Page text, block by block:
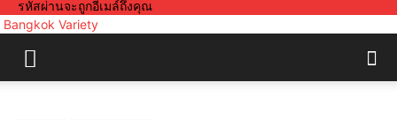
รหัสผ่านจะถูกอีเมล์ถึงคุณ
Bangkok Variety